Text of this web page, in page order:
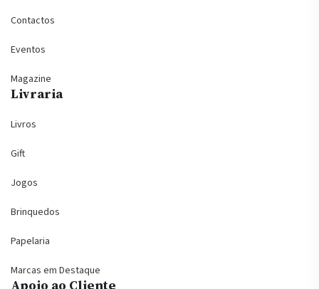
Contactos
Eventos
Magazine
Livraria
Livros
Gift
Jogos
Brinquedos
Papelaria
Marcas em Destaque
Apoio ao Cliente